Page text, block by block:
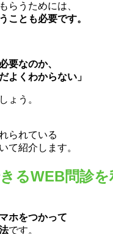
らうためには、
ことも必要です。
要なのか、
よくわからない」
ょう。
られている
て紹介します。
るWEB問診を
ホをつかって
です。